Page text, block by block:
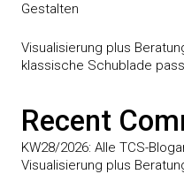
Gestalten
Visualisierung plus
klassische Schublade
Recent
KW28/2026: Alle TCS-
Visualisierung plus